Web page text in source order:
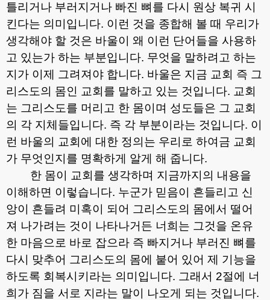
틀리거나 부러지거나 빠진 뼈를 다시 원상 복귀 시
킨다는 의미입니다. 이런 것을 종합해 볼 때 우리가
생각해야 할 것은 바울이 왜 이런 단어들을 사용하
고 있는가 하는 부분입니다. 무엇을 말하려고 하는
지가 이제 그려져야 합니다. 바울은 지금 교회 즉 그
리스도의 몸인 교회를 말하고 있는 것입니다. 교회
는 그리스도를 머리고 한 몸이며 성도들은 그 교회
의 각 지체들입니다. 즉 각 부분이라는 것입니다. 이
런 바울의 교회에 대한 정의는 우리로 하여금 교회
가 무엇인지를 명확하게 알게 해 줍니다.
한 몸이 교회를 생각하며 지금까지의 내용을
이해하면 이렇습니다. 누군가 믿음이 흔들리고 신
앙이 흔들려 미혹이 되어 그리스도의 몸에서 떨어
져 나가려는 것이 나타나거든 너희는 그것을 온유
한 마음으로 바로 잡으라 즉 빠지거나 부러진 뼈를
다시 맞추어 그리스도의 몸에 붙어 있어 제 기능을
하도록 회복시키라는 의미입니다. 그래서 2절에 너
희가 짐을 서로 지라는 말이 나오게 되는 것입니다.